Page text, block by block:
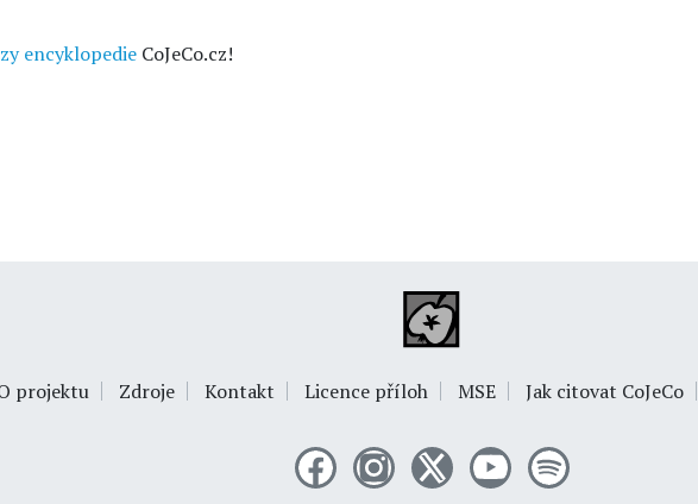
encyklopedie CoJeCo.cz!
projektu Zdroje Kontakt Licence příloh MSE Jak citovat CoJeCo